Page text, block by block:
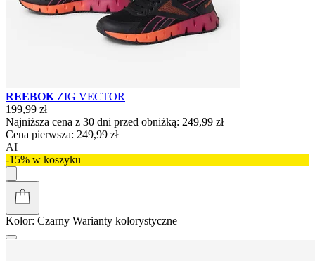
REEBOK ZIG VECTOR
199,99 zł
Najniższa cena z 30 dni przed obniżką: 249,99 zł
Cena pierwsza: 249,99 zł
AI
-15% w koszyku
Kolor: Czarny Warianty kolorystyczne